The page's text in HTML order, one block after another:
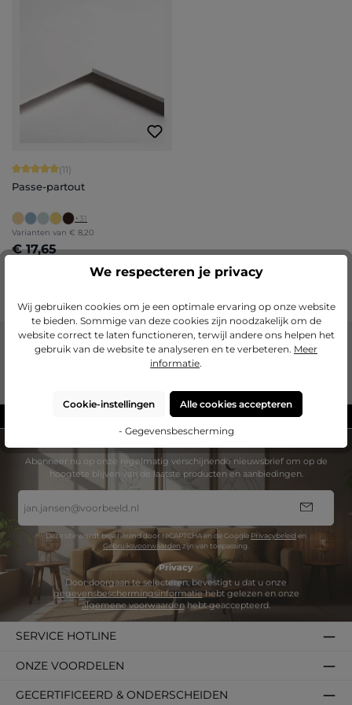
Gemiddelde waardering van 5 van 5 sterren
(11)
Passe-partout
+31
Varianten van € 8,20
€ 17,65
Gemaakt in Duitsland
NIEUWSBRIEF
Abonneer nu op onze regelmatig verschijnende nieuwsbrief om op de
hoogtete blijven van de laatste producten en aanbiedingen.
mailadres
*
Deze site wordt beschermd door reCAPTCHA en de Google Privacybeleid en
Gebruiksvoorwaarden zijn van toepassing.
Privacy
gegevensbeschermingsinformatie
algemene voorwaardenhebt geaccepteerd.
SERVICE HOTLINE
GECERTIFICEERD & ONDERSCHEIDEN
ONZE VOORDELEN
We respecteren je privacy
Wij gebruiken cookies om je een optimale ervaring op onze website
te bieden. Sommige van deze cookies zijn noodzakelijk om de
website correct te laten functioneren, terwijl andere ons helpen het
gebruik van de website te analyseren en te verbeteren. Meer
informatie.
Cookie-instellingen Alle cookies accepteren
- Gegevensbescherming